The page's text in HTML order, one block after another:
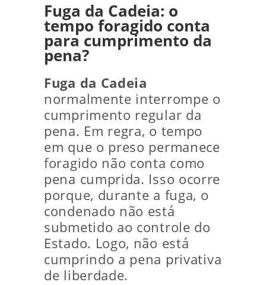
Fuga da Cadeia: o
tempo foragido conta
para cumprimento da
pena?
Fuga da Cadeia
normalmente interrompe o
cumprimento regular da
pena. Em regra, o tempo
em que o preso permanece
foragido não conta como
pena cumprida. Isso ocorre
porque, durante a fuga, o
condenado não está
submetido ao controle do
Estado. Logo, não está
cumprindo a pena privativa
de liberdade.